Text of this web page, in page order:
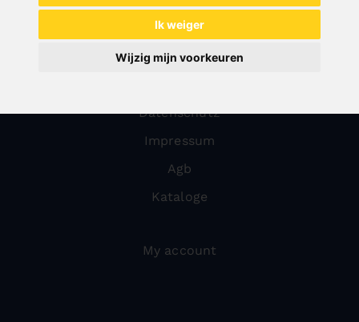
Ik weiger
Wijzig mijn voorkeuren
Steensnijtechniek
Veiligheidsinrichtingen
Datenschutz
Impressum
Agb
Kataloge
My account